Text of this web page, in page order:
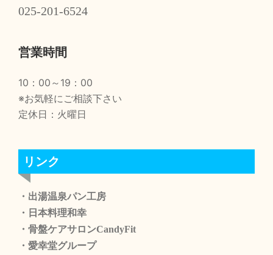
025-201-6524
営業時間
10：00～19：00
※お気軽にご相談下さい
定休日：火曜日
リンク
・出湯温泉パン工房
・日本料理和幸
・骨盤ケアサロンCandyFit
・愛幸堂グループ